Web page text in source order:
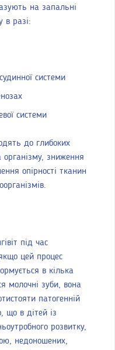
на запальні
в разі:
системи
системи
до глибоких
організму, зниження
опірності тканин
під час
цей процес
в кілька
молочні зуби, вона
патогенній
що в дітей із
розвитку,
недоношених,